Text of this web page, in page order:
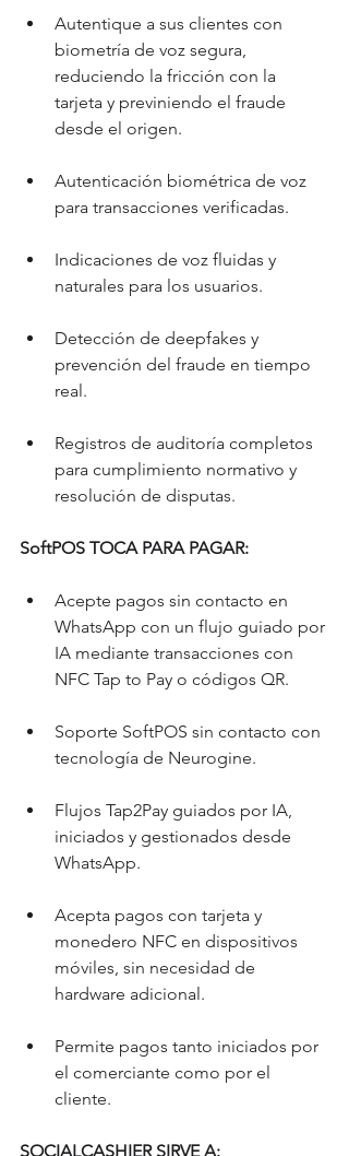
Autentique a sus clientes con
biometría de voz segura,
reduciendo la fricción con la
tarjeta y previniendo el fraude
desde el origen.
Autenticación biométrica de voz
para transacciones verificadas.
Indicaciones de voz fluidas y
naturales para los usuarios.
Detección de deepfakes y
prevención del fraude en tiempo
real.
Registros de auditoría completos
para cumplimiento normativo y
resolución de disputas.
SoftPOS TOCA PARA PAGAR:
Acepte pagos sin contacto en
WhatsApp con un flujo guiado por
IA mediante transacciones con
NFC Tap to Pay o códigos QR.
Soporte SoftPOS sin contacto con
tecnología de Neurogine.
Flujos Tap2Pay guiados por IA,
iniciados y gestionados desde
WhatsApp.
Acepta pagos con tarjeta y
monedero NFC en dispositivos
móviles, sin necesidad de
hardware adicional.
Permite pagos tanto iniciados por
el comerciante como por el
cliente.
SOCIALCASHIER SIRVE A: